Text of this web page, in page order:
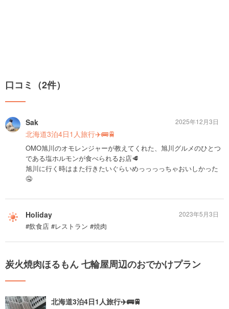
口コミ（2件）
Sak
北海道3泊4日1人旅行✈️🚌🚆
OMO旭川のオモレンジャーが教えてくれた、旭川グルメのひとつ
である塩ホルモンが食べられるお店🥩
旭川に行く時はまた行きたいぐらいめっっっっちゃおいしかった
🤤
2025年12月3日
Holiday
#飲食店 #レストラン #焼肉
2023年5月3日
炭火焼肉ほるもん 七輪屋周辺のおでかけプラン
北海道3泊4日1人旅行✈️🚌🚆